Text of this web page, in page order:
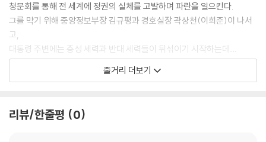
청문회를 통해 전 세계에 정권의 실체를 고발하며 파란을 일으킨다.
그를 막기 위해 중앙정보부장 김규평과 경호실장 곽상천(이희준)이 나서
고,
대통령 주변에는 충성 세력과 반대 세력들이 뒤섞이기 시작하는데…
줄거리 더보기
리뷰/한줄평 0